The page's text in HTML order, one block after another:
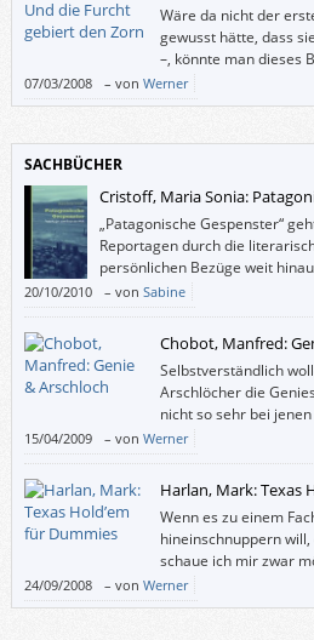
Wäre da nicht der
gewusst hätte, dass
–, könnte man dieses
(ich bitte um
Frauenromane halten.
07/03/2008 – von Werner
SACHBÜCHER
Cristoff, Maria Sonia:
„Patagonische Gespenster“
Reportagen durch die
persönlichen Bezüge weit
20/10/2010 – von Sabine
Chobot, Manfred:
Selbstverständlich
Arschlöcher die
nicht so sehr bei
mögen, doch
gerne an den weniger netten Zügen von
Elfenbeintürmen und sonstigen Schlössern
15/04/2009 – von Werner
Harlan, Mark: Texas
Wenn es zu einem
hineinschnuppern
schaue ich mir zwar
Publikationen zum
greife ich doch zur gelben Reihe. Denn da
24/09/2008 – von Werner